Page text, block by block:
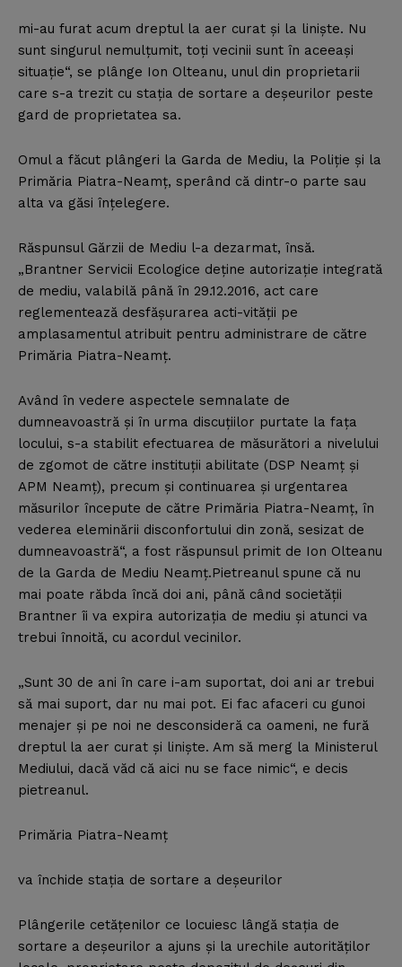
mi-au furat acum dreptul la aer curat şi la linişte. Nu
sunt singurul nemulţumit, toţi vecinii sunt în aceeaşi
situaţie“, se plânge Ion Olteanu, unul din proprietarii
care s-a trezit cu staţia de sortare a deşeurilor peste
gard de proprietatea sa.
Omul a făcut plângeri la Garda de Mediu, la Poliţie şi la
Primăria Piatra-Neamţ, sperând că dintr-o parte sau
alta va găsi înţelegere.
Răspunsul Gărzii de Mediu l-a dezarmat, însă.
„Brantner Servicii Ecologice deţine autorizaţie integrată
de mediu, valabilă până în 29.12.2016, act care
reglementează desfăşurarea acti-vităţii pe
amplasamentul atribuit pentru administrare de către
Primăria Piatra-Neamţ.
Având în vedere aspectele semnalate de
dumneavoastră şi în urma discuţiilor purtate la faţa
locului, s-a stabilit efectuarea de măsurători a nivelului
de zgomot de către instituţii abilitate (DSP Neamţ şi
APM Neamţ), precum şi continuarea şi urgentarea
măsurilor începute de către Primăria Piatra-Neamţ, în
vederea eleminării disconfortului din zonă, sesizat de
dumneavoastră“, a fost răspunsul primit de Ion Olteanu
de la Garda de Mediu Neamţ.Pietreanul spune că nu
mai poate răbda încă doi ani, până când societăţii
Brantner îi va expira autorizaţia de mediu şi atunci va
trebui înnoită, cu acordul vecinilor.
„Sunt 30 de ani în care i-am suportat, doi ani ar trebui
să mai suport, dar nu mai pot. Ei fac afaceri cu gunoi
menajer şi pe noi ne desconsideră ca oameni, ne fură
dreptul la aer curat şi linişte. Am să merg la Ministerul
Mediului, dacă văd că aici nu se face nimic“, e decis
pietreanul.
Primăria Piatra-Neamţ
va închide staţia de sortare a deşeurilor
Plângerile cetăţenilor ce locuiesc lângă staţia de
sortare a deşeurilor a ajuns şi la urechile autorităţilor